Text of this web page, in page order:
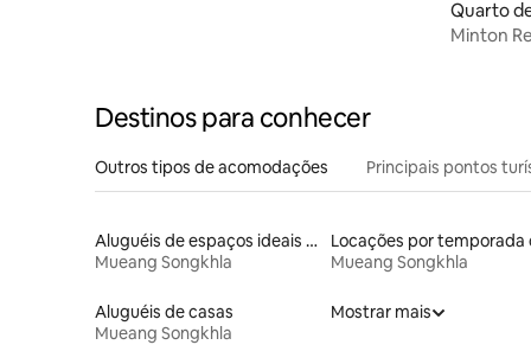
Quarto
Minton
Destinos para conhecer
Outros tipos de acomodações Principais pontos
Aluguéis de espaços ideais para famílias
Mueang Songkhla
Mueang Songkhla
Aluguéis de casas
Mueang Songkhla
Mostrar mais